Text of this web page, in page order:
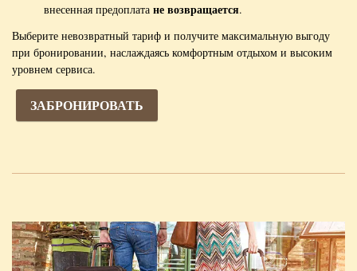
внесенная предоплата не возвращается.
Выберите невозвратный тариф и получите максимальную выгоду
при бронировании, наслаждаясь комфортным отдыхом и высоким
уровнем сервиса.
ЗАБРОНИРОВАТЬ